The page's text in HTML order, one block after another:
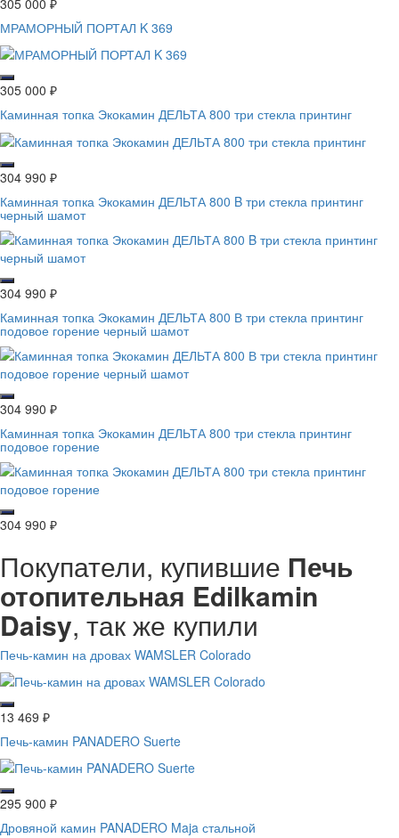
МРАМОРНЫЙ ПОРТАЛ K 369
305 000 ₽
Каминная топка Экокамин ДЕЛЬТА 800 три стекла принтинг
304 990 ₽
Каминная топка Экокамин ДЕЛЬТА 800 B три стекла принтинг
черный шамот
304 990 ₽
Каминная топка Экокамин ДЕЛЬТА 800 В три стекла принтинг
подовое горение черный шамот
304 990 ₽
Каминная топка Экокамин ДЕЛЬТА 800 три стекла принтинг
подовое горение
304 990 ₽
Покупатели, купившие Печь
отопительная Edilkamin
Daisy, так же купили
Печь-камин на дровах WAMSLER Colorado
13 469 ₽
Печь-камин PANADERO Suerte
295 900 ₽
Дровяной камин PANADERO Maja стальной